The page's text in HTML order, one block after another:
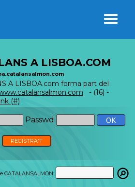
A LISBOA.COM
A LISBOA.com forma part del
- (16) -
(#)
Passwd
REGISTRA'T
CATALANSALMON: